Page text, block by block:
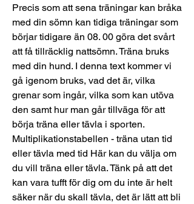
Precis som att sena träningar kan bråka
med din sömn kan tidiga träningar som
börjar tidigare än 08. 00 göra det svårt
att få tillräcklig nattsömn. Träna bruks
med din hund. I denna text kommer vi
gå igenom bruks, vad det är, vilka
grenar som ingår, vilka som kan utöva
den samt hur man går tillväga för att
börja träna eller tävla i sporten.
Multiplikationstabellen - träna utan tid
eller tävla med tid Här kan du välja om
du vill träna eller tävla. Tänk på att det
kan vara tufft för dig om du inte är helt
säker när du skall tävla, det är lätt att bli